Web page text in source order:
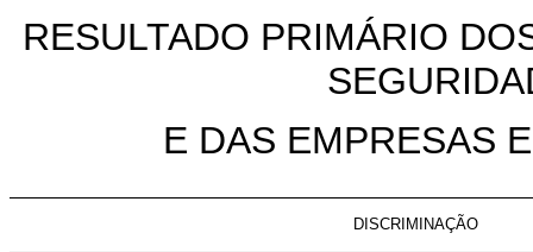
RESULTADO PRIMÁRIO
E DAS EMPRESAS
DISCRIMINAÇÃO